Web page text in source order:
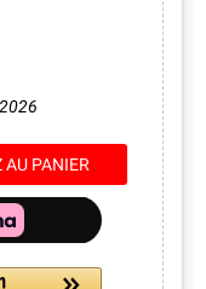
AU PANIER